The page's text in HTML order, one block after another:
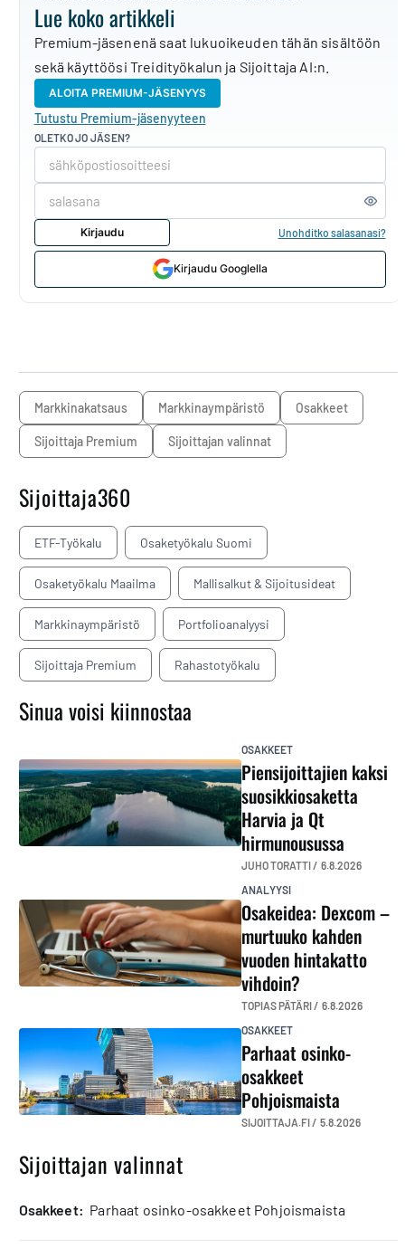
Lue koko artikkeli
Premium-jäsenenä saat lukuoikeuden tähän sisältöön
sekä käyttöösi Treidityökalun ja Sijoittaja AI:n.
ALOITA PREMIUM-JÄSENYYS
Tutustu Premium-jäsenyyteen
OLETKO JO JÄSEN?
Kirjaudu Unohditko salasanasi?
Kirjaudu Googlella
markkinakatsaus markkinaympäristö osakkeet
Sijoittaja Premium sijoittajan valinnat
Sijoittaja360
ETF-Työkalu Osaketyökalu Suomi
Osaketyökalu Maailma Mallisalkut & Sijoitusideat
Markkinaympäristö Portfolioanalyysi
Sijoittaja Premium Rahastotyökalu
Sinua voisi kiinnostaa
OSAKKEET
Piensijoittajien kaksi
suosikkiosaketta
Harvia ja Qt
hirmunousussa
JUHO TORATTI / 6.8.2026
ANALYYSI
Osakeidea: Dexcom –
murtuuko kahden
vuoden hintakatto
vihdoin?
TOPIAS PÄTÄRI / 6.8.2026
OSAKKEET
Parhaat osinko-
osakkeet
Pohjoismaista
SIJOITTAJA.FI / 5.8.2026
Sijoittajan valinnat
osakkeet: Parhaat osinko-osakkeet Pohjoismaista